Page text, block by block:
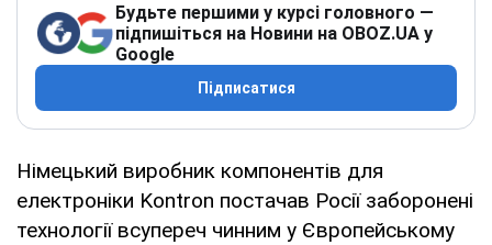
Будьте першими у курсі головного —
підпишіться на Новини на OBOZ.UA у
Google
Підписатися
Німецький виробник компонентів для
електроніки Kontron постачав Росії заборонені
технології всупереч чинним у Європейському